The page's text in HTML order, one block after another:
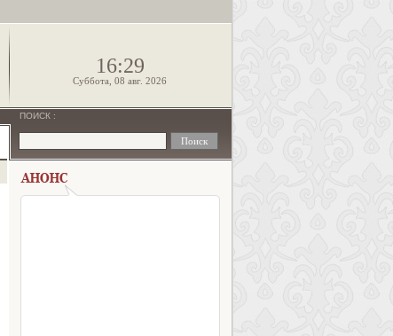
16:29
Суббота, 08 авг. 2026
ПОИСК :